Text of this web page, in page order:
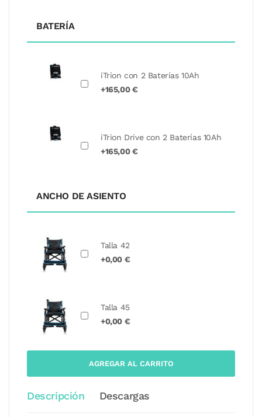
BATERÍA
iTrion con 2 Baterías 10Ah
+165,00 €
iTrion Drive con 2 Baterías 10Ah
+165,00 €
ANCHO DE ASIENTO
Talla 42
+0,00 €
Talla 45
+0,00 €
AGREGAR AL CARRITO
Descripción Descargas